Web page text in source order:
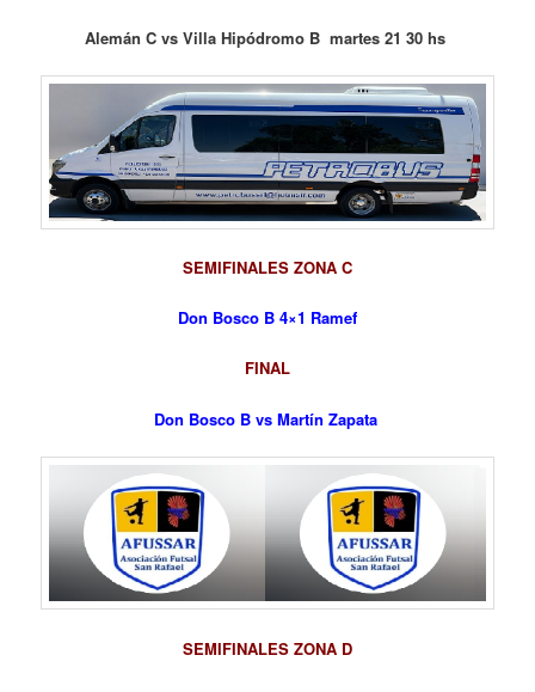
Alemán C vs Villa Hipódromo B martes 21 30 hs
SEMIFINALES ZONA C
Don Bosco B 4×1 Ramef
FINAL
Don Bosco B vs Martín Zapata
SEMIFINALES ZONA D